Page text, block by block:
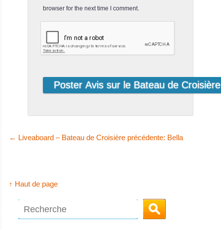
browser for the next time I comment.
← Liveaboard – Bateau de Croisière précédente: Bella
↑ Haut de page